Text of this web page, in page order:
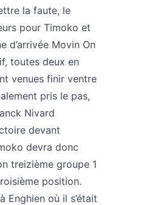
la faute, le
pour Timoko et
d’arrivée Movin On
toutes deux en
venues finir ventre
pris le pas,
Nivard
devant
devra donc
treizième groupe 1
position.
Enghien où il s’était